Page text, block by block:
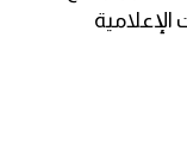
الإعلامية